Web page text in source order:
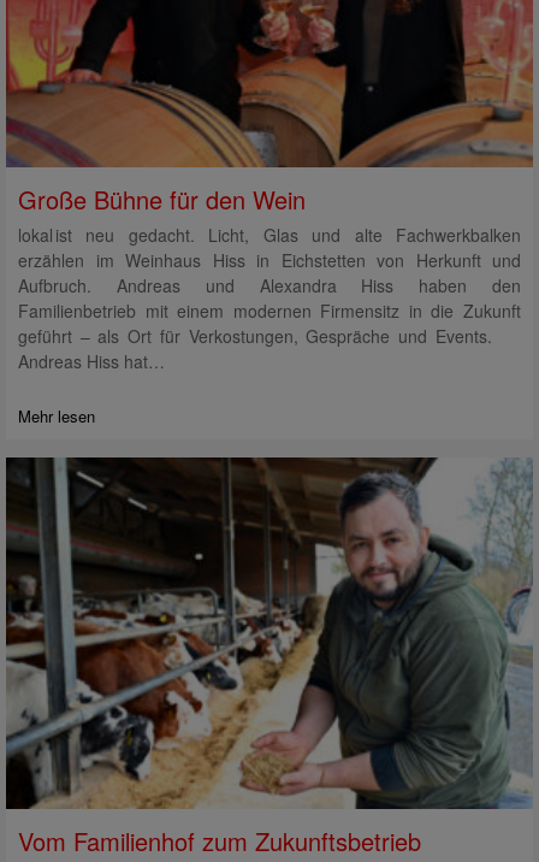
Große Bühne für den Wein
lokal ist neu gedacht. Licht, Glas und alte Fachwerkbalken
erzählen im Weinhaus Hiss in Eichstetten von Herkunft und
Aufbruch. Andreas und Alexandra Hiss haben den
Familienbetrieb mit einem modernen Firmensitz in die Zukunft
geführt – als Ort für Verkostungen, Gespräche und Events.
Andreas Hiss hat…
Mehr lesen
Vom Familienhof zum Zukunftsbetrieb